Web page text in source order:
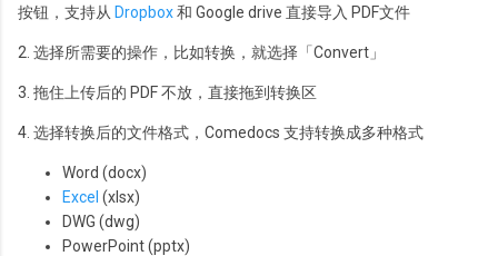
按钮，支持从 Dropbox和 Google drive 直接导入 PDF文件
2. 选择所需要的操作，比如转换，就选择「Convert」
3. 拖住上传后的 PDF 不放，直接拖到转换区
4. 选择转换后的文件格式，Comedocs 支持转换成多种格式
Word (docx)
Excel (xlsx)
DWG (dwg)
PowerPoint (pptx)